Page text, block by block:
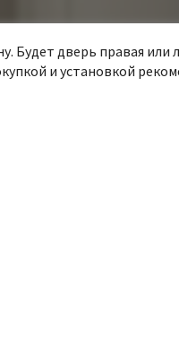
Будет дверь правая или
и установкой